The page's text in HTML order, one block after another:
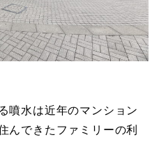
噴水は近年のマンション
んできたファミリーの利